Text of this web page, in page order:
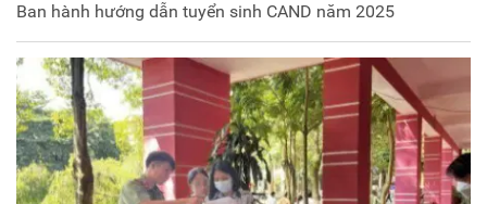
Ban hành hướng dẫn tuyển sinh CAND năm 2025